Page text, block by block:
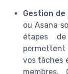
Gestion
ou Asana
étapes
vos tâches
membres.